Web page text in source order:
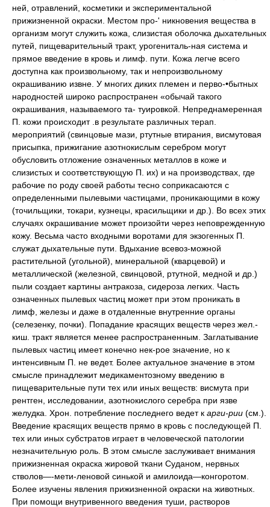
ней, отравлений, косметики и экспериментальной
прижизненной окраски. Местом про-' никновения вещества в
организм могут служить кожа, слизистая оболочка дыхательных
путей, пищеварительный тракт, урогениталь-ная система и
прямое введение в кровь и лимф. пути. Кожа легче всего
доступна как произвольному, так и непроизвольному
окрашиванию извне. У многих диких племен и перво-•бытных
народностей широко распространен «обычай такого
окрашивания, называемого та- туировкой. Непреднамеренная
П. кожи происходит .в результате различных терап.
мероприятий (свинцовые мази, ртутные втирания, висмутовая
присыпка, прижигание азотнокислым серебром могут
обусловить отложение означенных металлов в коже и
слизистых и соответствующую П. их) и на производствах, где
рабочие по роду своей работы тесно соприкасаются с
определенными пылевыми частицами, проникающими в кожу
(точильщики, токари, кузнецы, красильщики и др.). Во всех этих
случаях окрашивание может произойти через неповрежденную
кожу. Весьма часто входными воротами для экзогенных П.
служат дыхательные пути. Вдыхание всевоз-можной
растительной (угольной), минеральной (кварцевой) и
металлической (железной, свинцовой, ртутной, медной и др.)
пыли создает картины антракоза, сидероза легких. Часть
означенных пылевых частиц может при этом проникать в
лимф, железы и даже в отдаленные внутренние органы
(селезенку, почки). Попадание красящих веществ через жел.-
киш. тракт является менее распространенным. Заглатывание
пылевых частиц имеет конечно нек-рое значение, но к
интенсивным П. не ведет. Более актуальное значение в этом
смысле принадлежит медикаментозному введению в
пищеварительные пути тех или иных веществ: висмута при
рентген, исследовании, азотнокислого серебра при язве
желудка. Хрон. потребление последнего ведет к арги-рии (см.).
Введение красящих веществ прямо в кровь с последующей П.
тех или иных субстратов играет в человеческой патологии
незначительную роль. В этом смысле заслуживает внимания
прижизненная окраска жировой ткани Суданом, нервных
стволов—-мети-леновой синькой и амилоида—конгоротом.
Более изучены явления прижизненной окраски на животных.
При помощи внутривенного введения туши, растворов